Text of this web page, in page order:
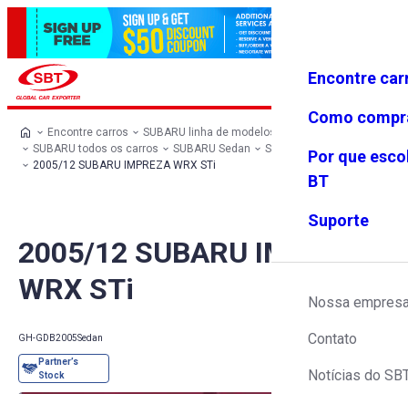
Favoritos Menu
Encontre
Como
Por que
BT
Suporte
Nossa
Contato
Notícias do
Encontre carros
SUBARU linha de modelos
SUBARU todos os carros
SUBARU Sedan
SUBARU IMPREZA
2005/12 SUBARU IMPREZA WRX STi
2005/12 SUBARU IMPREZA
WRX STi
GH-GDB2005Sedan